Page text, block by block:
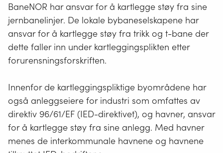
BaneNOR har ansvar for å kartlegge støy fra sine
jernbanelinjer. De lokale bybaneselskapene har
ansvar for å kartlegge støy fra trikk og t-bane der
dette faller inn under kartleggingsplikten etter
forurensningsforskriften.
Innenfor de kartleggingspliktige byområdene har
også anleggseiere for industri som omfattes av
direktiv 96/61/EF (IED-direktivet), og havner, ansvar
for å kartlegge støy fra sine anlegg. Med havner
menes de interkommunale havnene og havnene